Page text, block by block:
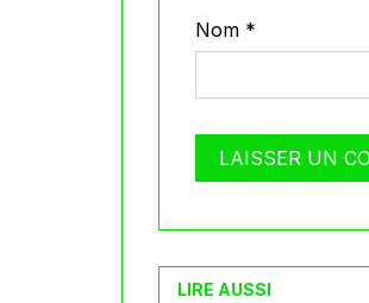
Nom *
LIRE AUSSI